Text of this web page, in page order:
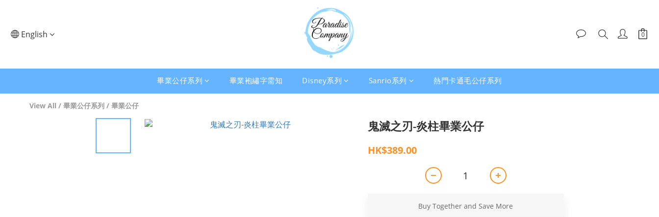
English
畢業公仔系列 畢業袍繡字需知 Disney系列 Sanrio系列 熱門卡通毛公仔系列
View All / 畢業公仔系列 / 畢業公仔
鬼滅之刃-炎柱畢業公仔
HK$389.00
Buy Together and Save More